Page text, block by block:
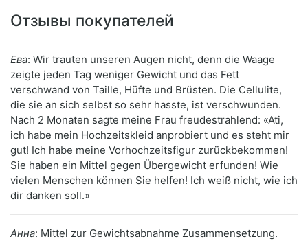
Отзывы покупателей
Ева: Wir trauten unseren Augen nicht, denn die Waage
zeigte jeden Tag weniger Gewicht und das Fett
verschwand von Taille, Hüfte und Brüsten. Die Cellulite,
die sie an sich selbst so sehr hasste, ist verschwunden.
Nach 2 Monaten sagte meine Frau freudestrahlend: «Ati,
ich habe mein Hochzeitskleid anprobiert und es steht mir
gut! Ich habe meine Vorhochzeitsfigur zurückbekommen!
Sie haben ein Mittel gegen Übergewicht erfunden! Wie
vielen Menschen können Sie helfen! Ich weiß nicht, wie ich
dir danken soll.»
Анна: Mittel zur Gewichtsabnahme Zusammensetzung.